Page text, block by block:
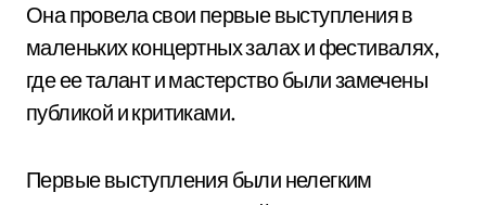
Она провела свои первые выступления в
маленьких концертных залах и фестивалях,
где ее талант и мастерство были замечены
публикой и критиками.
Первые выступления были нелегким